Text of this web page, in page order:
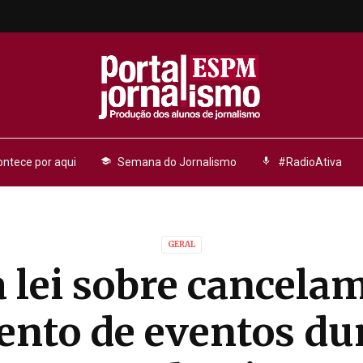
por aqui school Semana do Jornalismo mic #RadioAtiva
GERAL
lei sobre
de eventos